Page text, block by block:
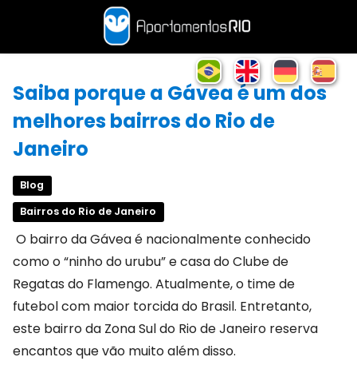
Saiba porque a Gávea é um dos
melhores bairros do Rio de
Janeiro
Blog
Bairros do Rio de Janeiro
O bairro da Gávea é nacionalmente conhecido
como o “ninho do urubu” e casa do Clube de
Regatas do Flamengo. Atualmente, o time de
futebol com maior torcida do Brasil. Entretanto,
este bairro da Zona Sul do Rio de Janeiro reserva
encantos que vão muito além disso.